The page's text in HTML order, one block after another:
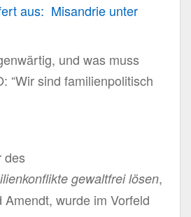
aus: Misandrie unter
und was muss
“Wir sind familienpolitisch
des
gewaltfrei lösen,
Amendt, wurde im Vorfeld